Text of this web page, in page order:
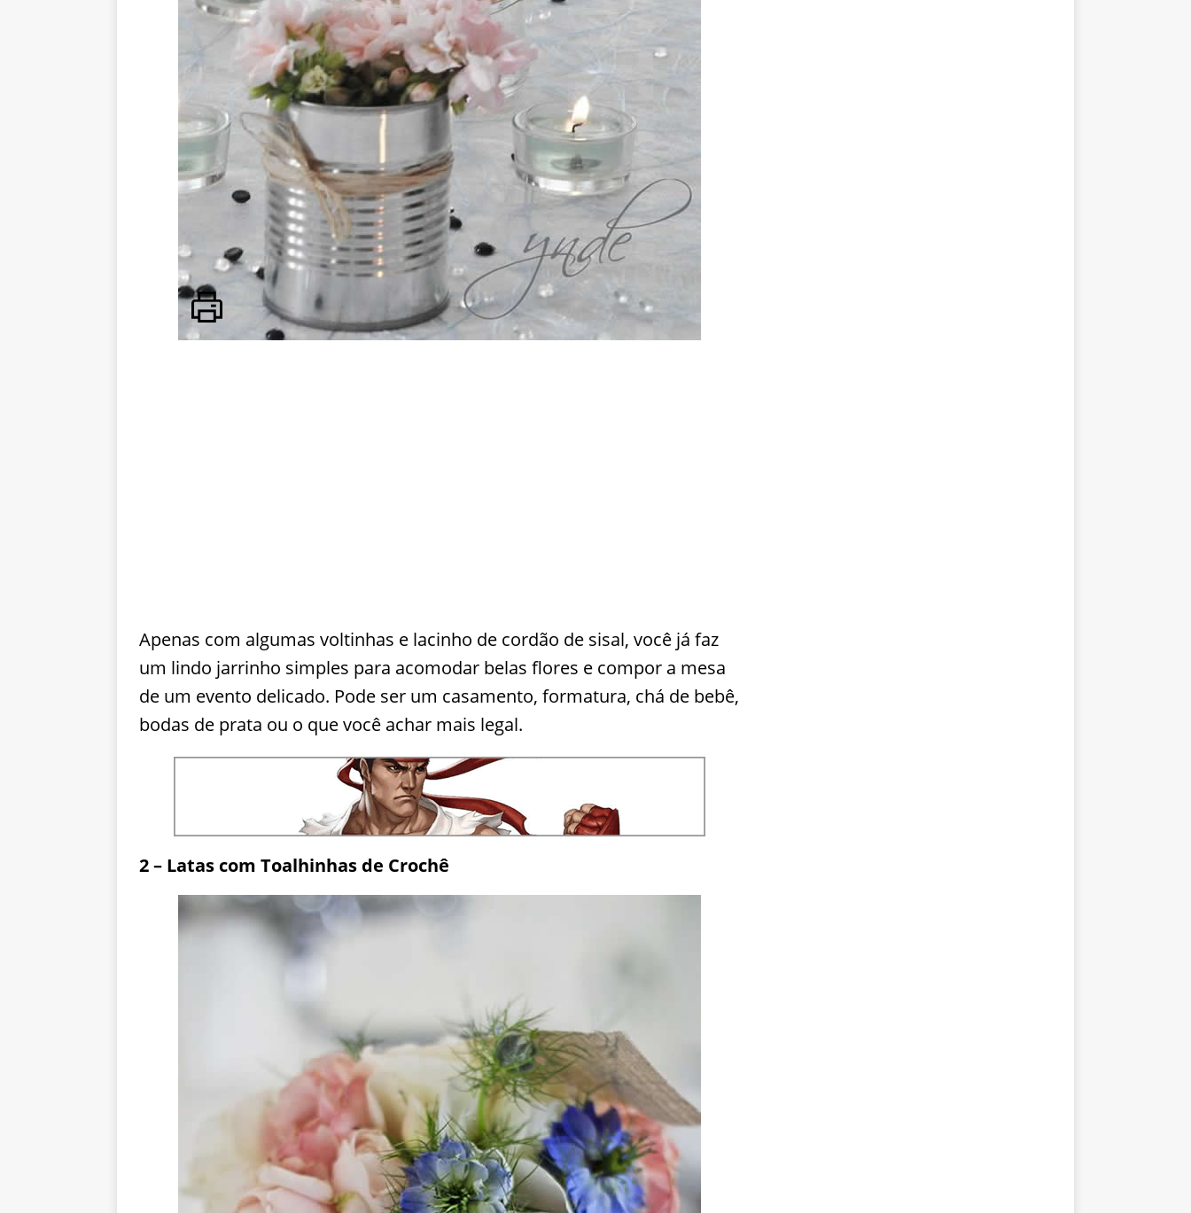
Apenas com algumas voltinhas e lacinho de cordão de sisal, você já faz
um lindo jarrinho simples para acomodar belas flores e compor a mesa
de um evento delicado. Pode ser um casamento, formatura, chá de bebê,
bodas de prata ou o que você achar mais legal.
2 – Latas com Toalhinhas de Crochê